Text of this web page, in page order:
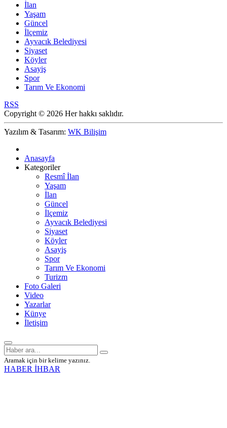
İlan
Yaşam
Güncel
İlçemiz
Ayvacık Belediyesi
Siyaset
Köyler
Asayiş
Spor
Tarım Ve Ekonomi
RSS
Copyright © 2026 Her hakkı saklıdır.
Yazılım & Tasarım: WK Bilişim
Anasayfa
Kategoriler
Resmî İlan
Yaşam
İlan
Güncel
İlçemiz
Ayvacık Belediyesi
Siyaset
Köyler
Asayiş
Spor
Tarım Ve Ekonomi
Turizm
Foto Galeri
Video
Yazarlar
Künye
İletişim
Aramak için bir kelime yazınız.
HABER İHBAR